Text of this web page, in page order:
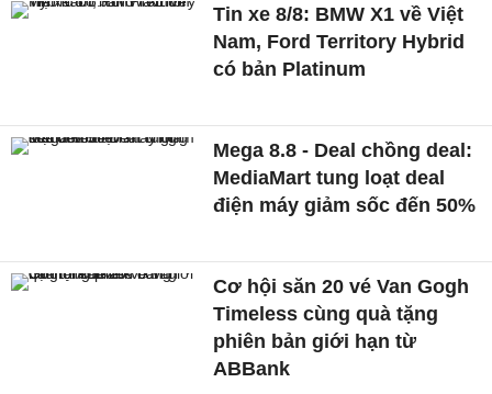
Tin xe 8/8: BMW X1 về Việt
Nam, Ford Territory Hybrid
có bản Platinum
Mega 8.8 - Deal chồng deal:
MediaMart tung loạt deal
điện máy giảm sốc đến 50%
Cơ hội săn 20 vé Van Gogh
Timeless cùng quà tặng
phiên bản giới hạn từ
ABBank